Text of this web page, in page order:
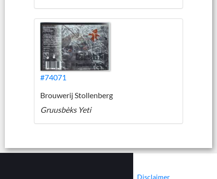
#74071
Brouwerij Stollenberg
Gruusbèks Yeti
Disclaimer